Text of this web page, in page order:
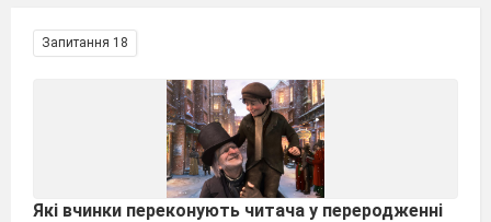
Запитання 18
Які вчинки переконують читача у переродженні